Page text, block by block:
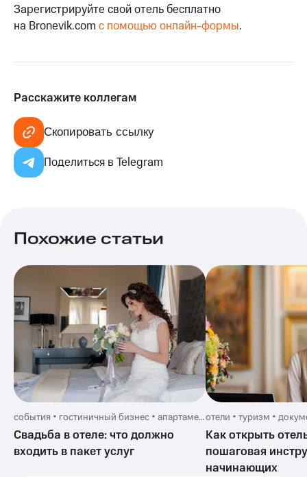
Зарегистрируйте свой отель бесплатно
на Bronevik.com с помощью онлайн-формы.
Расскажите коллегам
Скопировать ссылку
Поделиться в Telegram
Похожие статьи
события • гостиничный бизнес • апартаменты • 24 июля
Свадьба в отеле: что должно
входить в пакет услуг
отели • туризм •
Как открыть
пошаговая
начинающих